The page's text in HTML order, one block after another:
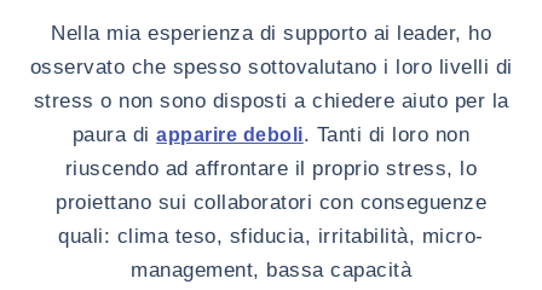
Nella mia esperienza di supporto ai leader, ho
osservato che spesso sottovalutano i loro livelli di
stress o non sono disposti a chiedere aiuto per la
paura diapparire deboli. Tanti di loro non
riuscendo ad affrontare il proprio stress, lo
proiettano sui collaboratori con conseguenze
quali: clima teso, sfiducia, irritabilità, micro-
management, bassa capacità